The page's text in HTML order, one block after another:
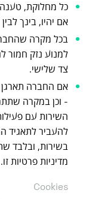
כל מחלוקת,
אם יהיו, בינך
בכל מקרה
למנוע נזק חמור
צד שלישי.
אם החברה
- וכן במקרה
השירות עם
להעביר לתאגיד
בשירות, ובלבד
מדיניות פרטיות זו.
Cookies